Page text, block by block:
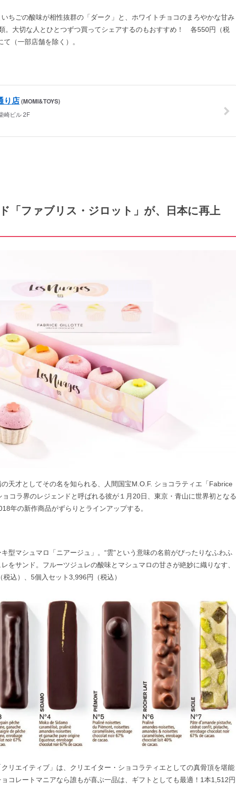
ちごの酸味が相性抜群の「ダーク」と、ホワイトチョコのまろやかな甘み
。大切な人とひとつずつ買ってシェアするのもおすすめ！ 各550円（税
（一部店舗を除く）。
「ファブリス・ジロット」が、日本に再上
天才としてその名を知られる、人間国宝M.O.F. ショコラティエ「Fabrice
コラ界のレジェンドと呼ばれる彼が１月20日、東京・青山に世界初となる
年の新作商品がずらりとラインアップする。
型マシュマロ「ニアージュ」。“雲”という意味の名前がぴったりなふわふ
をサンド。フルーツジュレの酸味とマシュマロの甘さが絶妙に織りなす、
込）、5個入セット3,996円（税込）
リエイティブ」は、クリエイター・ショコラティエとしての真骨頂を堪能
コレートマニアなら誰もが喜ぶ一品は、ギフトとしても最適！1本1,512円